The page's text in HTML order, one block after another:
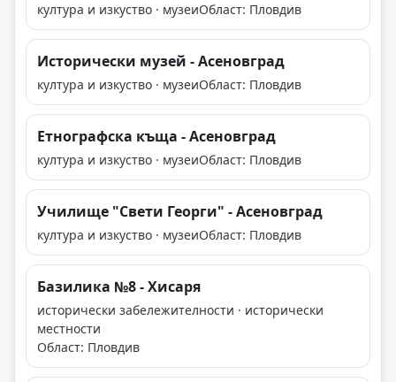
култура и изкуство · музеиОбласт: Пловдив
Исторически музей - Асеновград
култура и изкуство · музеиОбласт: Пловдив
Етнографска къща - Асеновград
култура и изкуство · музеиОбласт: Пловдив
Училище "Свети Георги" - Асеновград
култура и изкуство · музеиОбласт: Пловдив
Базилика №8 - Хисаря
исторически забележителности · исторически
местности
Област: Пловдив